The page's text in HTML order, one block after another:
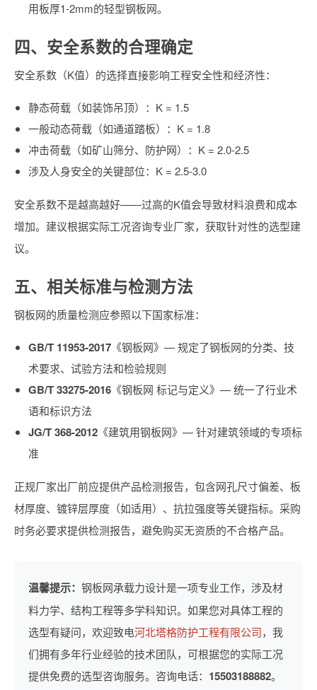
用板厚1-2mm的轻型钢板网。
四、安全系数的合理确定
安全系数（K值）的选择直接影响工程安全性和经济性：
静态荷载（如装饰吊顶）：K = 1.5
一般动态荷载（如通道踏板）：K = 1.8
冲击荷载（如矿山筛分、防护网）：K = 2.0-2.5
涉及人身安全的关键部位：K = 2.5-3.0
安全系数不是越高越好——过高的K值会导致材料浪费和成本
增加。建议根据实际工况咨询专业厂家，获取针对性的选型建
议。
五、相关标准与检测方法
钢板网的质量检测应参照以下国家标准：
GB/T 11953-2017 《钢板网》— 规定了钢板网的分类、技
术要求、试验方法和检验规则
GB/T 33275-2016 《钢板网 标记与定义》— 统一了行业术
语和标识方法
JG/T 368-2012 《建筑用钢板网》— 针对建筑领域的专项标
准
正规厂家出厂前应提供产品检测报告，包含网孔尺寸偏差、板
材厚度、镀锌层厚度（如适用）、抗拉强度等关键指标。采购
时务必要求提供检测报告，避免购买无资质的不合格产品。
温馨提示： 钢板网承载力设计是一项专业工作，涉及材
料力学、结构工程等多学科知识。如果您对具体工程的
选型有疑问，欢迎致电河北塔格防护工程有限公司，我
们拥有多年行业经验的技术团队，可根据您的实际工况
提供免费的选型咨询服务。咨询电话： 15503188882。